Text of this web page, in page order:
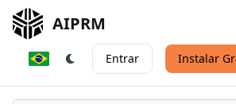
AIPRM
Entrar Instalar